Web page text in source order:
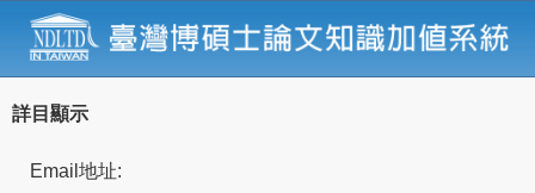
詳目顯示
Email地址: